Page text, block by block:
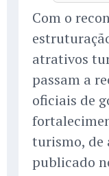
Com o
atrativos
passam a
oficiais de
turismo, de
publicado